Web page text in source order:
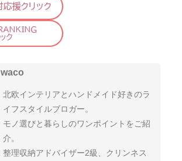
waco
北欧インテリアとハンドメイド好きのラ
イフスタイルブロガー。
モノ選びと暮らしのワンポイントをご紹
介。
整理収納アドバイザー2級、クリンネス